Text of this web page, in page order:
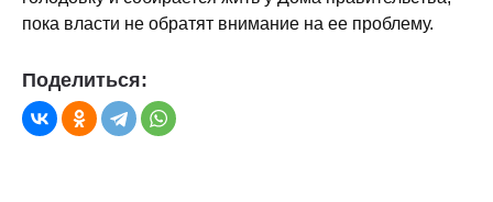
пока власти не обратят внимание на ее проблему.
Поделиться: